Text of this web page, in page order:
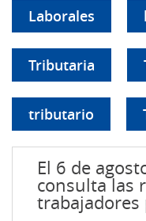
Laborales
Tributaria
tributario
El 6 de
consulta las
trabajadores